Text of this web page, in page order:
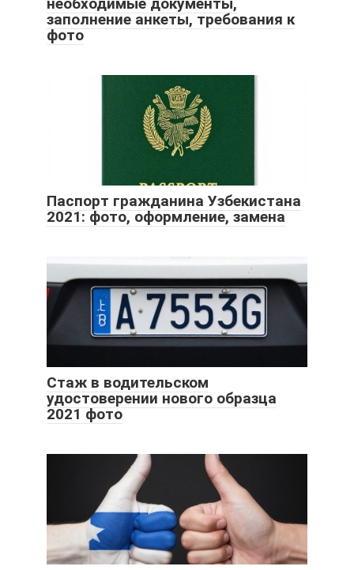
необходимые документы,
заполнение анкеты, требования к
фото
Паспорт гражданина Узбекистана
2021: фото, оформление, замена
Стаж в водительском
удостоверении нового образца
2021 фото